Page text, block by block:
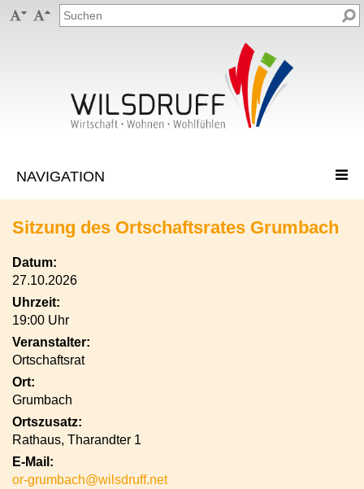
 
Sitzung des Ortschaftsrates Grumbach
Datum:
27.10.2026
Uhrzeit:
19:00 Uhr
Veranstalter:
Ortschaftsrat
Ort:
Grumbach
Ortszusatz:
Rathaus, Tharandter 1
E-Mail:
or-grumbach@wilsdruff.net